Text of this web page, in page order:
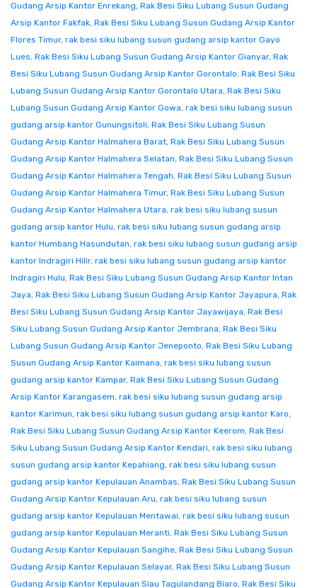
Gudang Arsip Kantor Enrekang, Rak Besi Siku Lubang Susun Gudang
Arsip Kantor Fakfak, Rak Besi Siku Lubang Susun Gudang Arsip Kantor
Flores Timur, rak besi siku lubang susun gudang arsip kantor Gayo
Lues, Rak Besi Siku Lubang Susun Gudang Arsip Kantor Gianyar, Rak
Besi Siku Lubang Susun Gudang Arsip Kantor Gorontalo, Rak Besi Siku
Lubang Susun Gudang Arsip Kantor Gorontalo Utara, Rak Besi Siku
Lubang Susun Gudang Arsip Kantor Gowa, rak besi siku lubang susun
gudang arsip kantor Gunungsitoli, Rak Besi Siku Lubang Susun
Gudang Arsip Kantor Halmahera Barat, Rak Besi Siku Lubang Susun
Gudang Arsip Kantor Halmahera Selatan, Rak Besi Siku Lubang Susun
Gudang Arsip Kantor Halmahera Tengah, Rak Besi Siku Lubang Susun
Gudang Arsip Kantor Halmahera Timur, Rak Besi Siku Lubang Susun
Gudang Arsip Kantor Halmahera Utara, rak besi siku lubang susun
gudang arsip kantor Hulu, rak besi siku lubang susun gudang arsip
kantor Humbang Hasundutan, rak besi siku lubang susun gudang arsip
kantor Indragiri Hilir, rak besi siku lubang susun gudang arsip kantor
Indragiri Hulu, Rak Besi Siku Lubang Susun Gudang Arsip Kantor Intan
Jaya, Rak Besi Siku Lubang Susun Gudang Arsip Kantor Jayapura, Rak
Besi Siku Lubang Susun Gudang Arsip Kantor Jayawijaya, Rak Besi
Siku Lubang Susun Gudang Arsip Kantor Jembrana, Rak Besi Siku
Lubang Susun Gudang Arsip Kantor Jeneponto, Rak Besi Siku Lubang
Susun Gudang Arsip Kantor Kaimana, rak besi siku lubang susun
gudang arsip kantor Kampar, Rak Besi Siku Lubang Susun Gudang
Arsip Kantor Karangasem, rak besi siku lubang susun gudang arsip
kantor Karimun, rak besi siku lubang susun gudang arsip kantor Karo,
Rak Besi Siku Lubang Susun Gudang Arsip Kantor Keerom, Rak Besi
Siku Lubang Susun Gudang Arsip Kantor Kendari, rak besi siku lubang
susun gudang arsip kantor Kepahiang, rak besi siku lubang susun
gudang arsip kantor Kepulauan Anambas, Rak Besi Siku Lubang Susun
Gudang Arsip Kantor Kepulauan Aru, rak besi siku lubang susun
gudang arsip kantor Kepulauan Mentawai, rak besi siku lubang susun
gudang arsip kantor Kepulauan Meranti, Rak Besi Siku Lubang Susun
Gudang Arsip Kantor Kepulauan Sangihe, Rak Besi Siku Lubang Susun
Gudang Arsip Kantor Kepulauan Selayar, Rak Besi Siku Lubang Susun
Gudang Arsip Kantor Kepulauan Siau Tagulandang Biaro, Rak Besi Siku